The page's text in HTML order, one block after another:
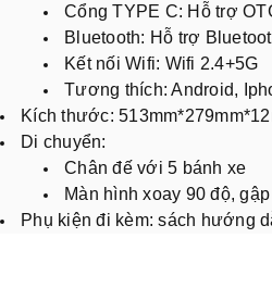
Cổng TYPE C: Hỗ trợ
Bluetooth: Hỗ trợ
Kết nối Wifi: Wifi 2.4+5G
Tương thích: Android,
Kích thước:
Di chuyển:
Chân đế với 5 bánh xe
Màn hình xoay 90 độ,
Phụ kiện đi kèm: sách hướng